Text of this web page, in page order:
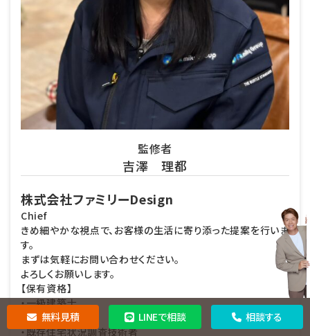
監修者
吉澤 理都
株式会社ファミリーDesign
Chief
きめ細やかな視点で、お客様の生活に寄り添った提案を行いま
す。
まずは気軽にお問い合わせください。
よろしくお願いします。
【保有資格】
・一級建築士
・監理技術者
・既存住宅状況調査技術者
無料見積 LINEで相談 相談する